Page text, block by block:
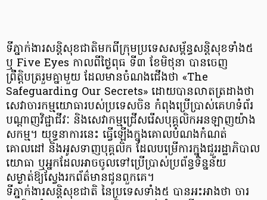
ទីភ្នាក់ងារសន្តិសុខជាតិមកពីក្រុមប្រទេសសម្ព័ន្ធសន្តិសុខទាំង៥
ឬ Five Eyes កាលពីថ្ងៃពុធ ទី៣ ខែមិថុនា បានចេញ
ព្រឹត្តិបត្ររួមគ្នាមួយ ដែលមានចំណងជើងថា «The
Safeguarding Our Secrets» ដោយបានលាតត្រដាងថា
សេវាចារកម្មយោធារបស់ប្រទេសចិន កំពុងប្រើប្រាស់គេហទំព័រ
បណ្តាញវិជ្ជាជីវៈ និងសេវាកម្មជ្រើសរើសបុគ្គលិកអនឡាញយ៉ាង
សកម្ម។ យុទ្ធនាការនេះ ធ្វើឡើងក្នុងគោលបំណងកំណត់
គោលដៅ និងអូសទាញបុគ្គលិក ដែលបម្រើការក្នុងជួររដ្ឋាភិបាល
យោធា ឬអ្នកដែលអាចចូលទៅប្រើប្រាស់ប្រព័ន្ធទិន្នន័យ
សម្ងាត់ឱ្យស្វែងរកព័ត៌មានជូនពួកគេ។
ទីភ្នាក់ងារសន្តិសុខជាតិ នៃប្រទេសទាំង៥ បានអះអាងថា ចារ